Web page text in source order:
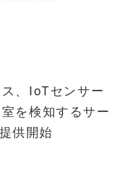
、IoTセンサー
を検知するサー
供開始